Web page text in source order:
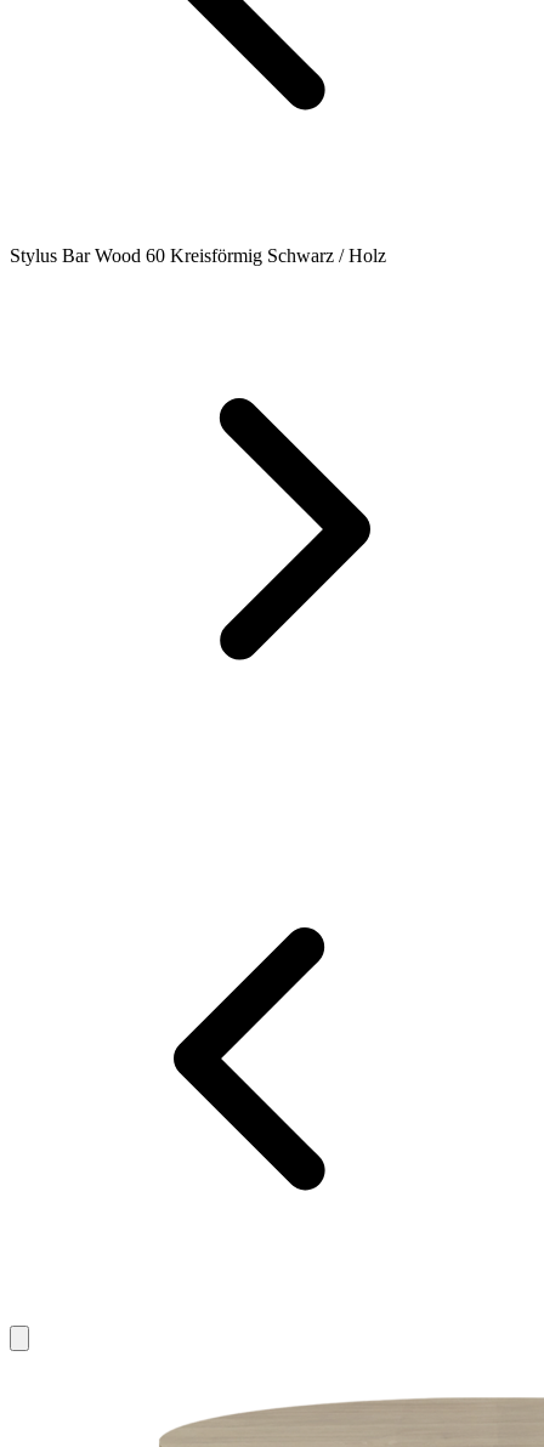
Stylus Bar Wood 60 Kreisförmig Schwarz / Holz